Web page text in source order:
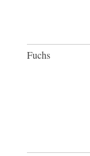
Fuchs